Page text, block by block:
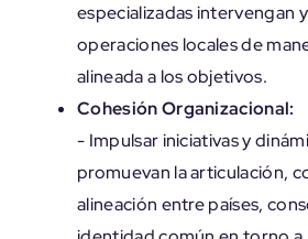
especializadas intervengan
operaciones locales de
alineada a los objetivos.
Cohesión Organizacional:
- Impulsar iniciativas y
promuevan la articulación,
alineación entre países,